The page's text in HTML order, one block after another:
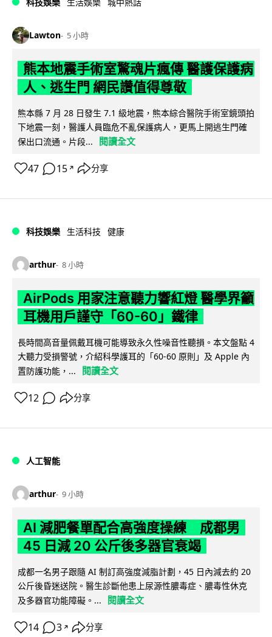
Lawton 5 小時
熊本地震手術室驚魂片瘋傳 醫護保護病
人、逃生門 網民讚值得尊敬
熊本縣 7 月 28 日發生 7.1 級地震，熊本綜合醫院手術室鏡頭拍
下地震一刻，醫護人員臨危不亂保護病人，更馬上開逃生門確
保出口流通。片段...
閱讀全文
47 15 ↗ 分享
科技娛樂 生活科技 健康
arthur 8 小時
AirPods 用家注意聽力響紅燈 醫學界籲
耳機用戶謹守「60-60」鐵律
長時間高音量佩戴耳機可能導致永久性噪音性聽損。本文盤點 4
大聽力受損警號，介紹科學護耳的「60-60 原則」及 Apple 內
置防護功能，...
閱讀全文
12 分享
人工智能
arthur 9 小時
AI 減肥餐單配合高強度操練 成都男
45 日減 20 公斤後多器官衰竭
成都一名男子跟隨 AI 制訂高強度減脂計劃，45 日內減去約 20
公斤後昏迷送院。醫生診斷他患上尿源性膿毒症、膿毒性休克
及多器官功能障礙。...
閱讀全文
14 3 ↗ 分享